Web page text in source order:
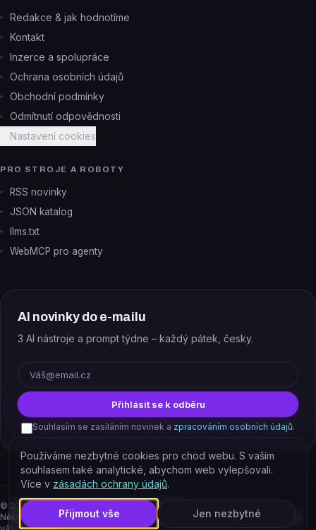
Redakce & jak hodnotíme
Kontakt
Inzerce a spolupráce
Ochrana osobních údajů
Obchodní podmínky
Odmítnutí odpovědnosti
Nastavení cookies
PRO STROJE A ROBOTY
RSS novinky
JSON katalog
llms.txt
WebMCP pro agenty
AI novinky do e-mailu
3 AI nástroje a prompt týdne – každý pátek, česky.
Přihlásit se k odběru
Souhlasím se zasíláním novinek a zpracováním osobních údajů.
© 2026
EJAJ s.r.o. – všechna práva vyhrazena.
Některé odkazy jsou affiliate. Podporujete tím provoz katalogu, cena pro
Používáme nezbytné cookies pro chod webu. S vaším
souhlasem také analytické, abychom web vylepšovali.
Více v zásadách ochrany údajů.
Přijmout vše Jen nezbytné